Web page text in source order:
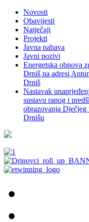
Novosti
Obavijesti
Natječaji
Projekti
Javna nabava
Javni pozivi
Energetska obnova
Drniš na adresi
Drniš
Nastavak
sustavu ranog i
obrazovanja
Drnišu